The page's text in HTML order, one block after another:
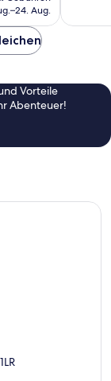
beträgt
Aug.
Vorteile
Abenteuer!